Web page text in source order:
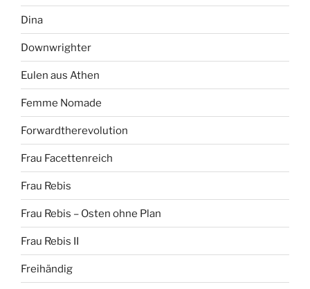
Dina
Downwrighter
Eulen aus Athen
Femme Nomade
Forwardtherevolution
Frau Facettenreich
Frau Rebis
Frau Rebis – Osten ohne Plan
Frau Rebis II
Freihändig